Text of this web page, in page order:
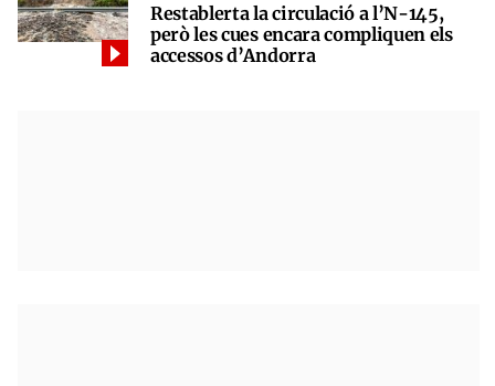
Restablerta la circulació a l’N-145,
però les cues encara compliquen els
accessos d’Andorra